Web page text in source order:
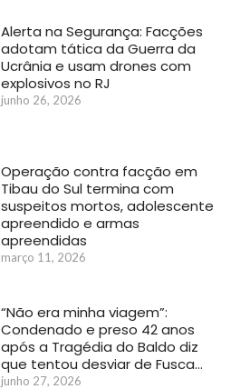
Alerta na Segurança: Facções
adotam tática da Guerra da
Ucrânia e usam drones com
explosivos no RJ
junho 26, 2026
Operação contra facção em
Tibau do Sul termina com
suspeitos mortos, adolescente
apreendido e armas
apreendidas
março 11, 2026
“Não era minha viagem”:
Condenado e preso 42 anos
após a Tragédia do Baldo diz
que tentou desviar de Fusca…
junho 27, 2026